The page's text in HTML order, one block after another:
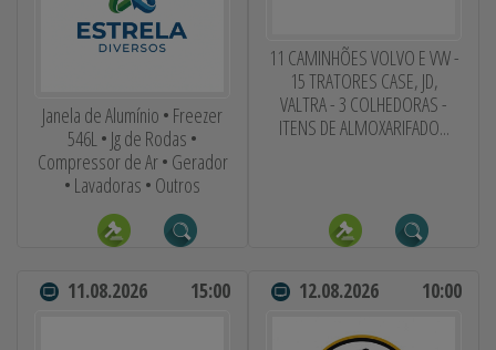
Janela de Alumínio • Freezer
546L • Jg de Rodas •
Compressor de Ar • Gerador
• Lavadoras • Outros
11 CAMINHÕES VOLVO E VW -
15 TRATORES CASE, JD,
VALTRA - 3 COLHEDORAS -
ITENS DE ALMOXARIFADO...
11.08.2026 15:00 12.08.2026 10:00